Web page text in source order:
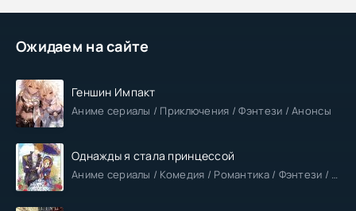
Ожидаем на сайте
Геншин Импакт
Аниме сериалы / Приключения / Фэнтези / Анонсы
Однажды я стала принцессой
Аниме сериалы / Комедия / Романтика / Фэнтези / Анонсы